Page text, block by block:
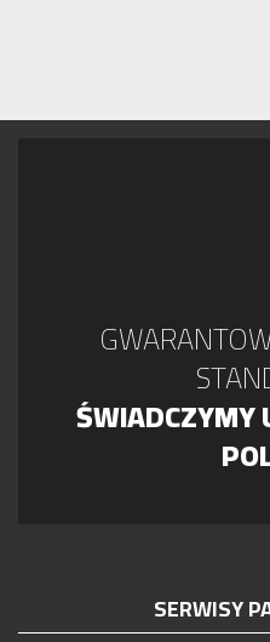
ŚWIADCZYMY
SERWISY